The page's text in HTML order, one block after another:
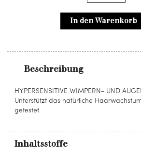
In den Warenkorb
Beschreibung
HYPERSENSITIVE WIMPERN- UND
Unterstützt das natürliche
getestet.
Inhaltsstoffe